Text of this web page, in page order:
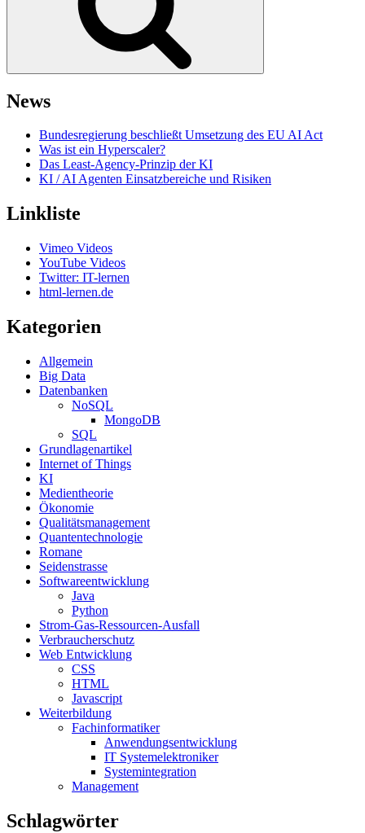
News
Bundesregierung beschließt Umsetzung des EU AI Act
Was ist ein Hyperscaler?
Das Least-Agency-Prinzip der KI
KI / AI Agenten Einsatzbereiche und Risiken
Linkliste
Vimeo Videos
YouTube Videos
Twitter: IT-lernen
html-lernen.de
Kategorien
Allgemein
Big Data
Datenbanken
NoSQL
MongoDB
SQL
Grundlagenartikel
Internet of Things
KI
Medientheorie
Ökonomie
Qualitätsmanagement
Quantentechnologie
Romane
Seidenstrasse
Softwareentwicklung
Java
Python
Strom-Gas-Ressourcen-Ausfall
Verbraucherschutz
Web Entwicklung
CSS
HTML
Javascript
Weiterbildung
Fachinformatiker
Anwendungsentwicklung
IT Systemelektroniker
Systemintegration
Management
Schlagwörter